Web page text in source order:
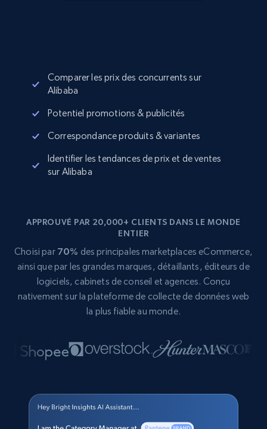
Comparer les prix des concurrents sur
Alibaba
Potentiel promotions & publicités
Correspondance produits & variantes
Identifier les tendances de prix et de ventes
sur Alibaba
APPROUVÉ PAR 20,000+ CLIENTS DANS LE MONDE
ENTIER
Choisi par 70% des principales marketplaces eCommerce,
ainsi que par les grandes marques, détaillants, éditeurs de
logiciels, cabinets de conseil et agences. Conçu
nativement sur la plateforme de collecte de données web
la plus fiable au monde.